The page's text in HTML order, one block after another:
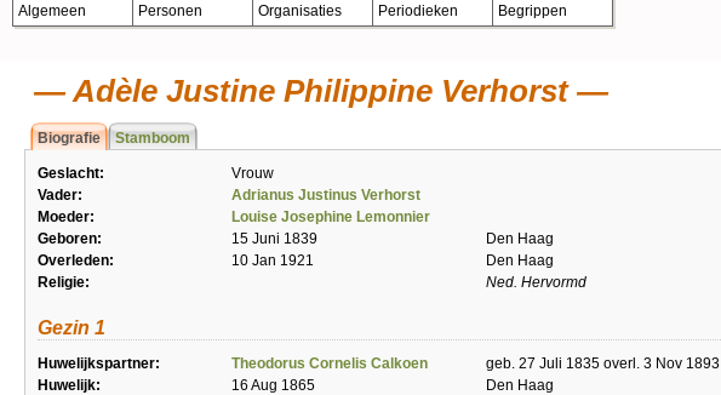
Algemeen Personen Organisaties Periodieken Begrippen
Adèle Justine Philippine Verhorst
Biografie Stamboom
Geslacht:
Vrouw
Vader:
Adrianus Justinus Verhorst
Moeder:
Louise Josephine Lemonnier
Geboren:
15 Juni 1839
Den Haag
Overleden:
10 Jan 1921
Den Haag
Religie:
Ned. Hervormd
Gezin 1
Huwelijkspartner: Theodorus Cornelis Calkoen
geb. 27 Juli 1835 overl. 3 Nov 1893
Huwelijk:
16 Aug 1865 Den Haag